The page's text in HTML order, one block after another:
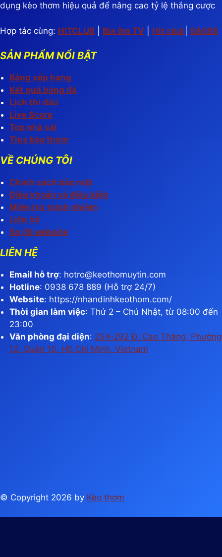
dụng kèo thơm hiệu quả để nâng cao tỷ lệ thắng cược
Hợp tác cùng: HITCLUB Bia ôm TV Hit club BAll88
SẢN PHẨM NỔI BẬT
Bảng xếp hạng
Kết quả bóng đá
Lịch thi đấu
Live Score
Top nhà cái
Tips kèo thơm
VỀ CHÚNG TÔI
Chính sách bảo mật
Điều khoản và điều kiện
Miễn trừ trách nhiệm
Liên hệ
Sơ đồ website
LIÊN HỆ
Email hỗ trợ: hotro@keothomuytin.com
Hotline: 0938 678 889 (Hỗ trợ 24/7)
Website: https://nhandinhkeothom.com/
Thời gian làm việc: Thứ 2 – Chủ Nhật, từ 08:00 đến
23:00
Văn phòng đại diện: 254-292 Đ. Cao Thắng, Phường
12, Quận 10, Hồ Chí Minh, Vietnam
© Copyright 2026 by Kèo thơm